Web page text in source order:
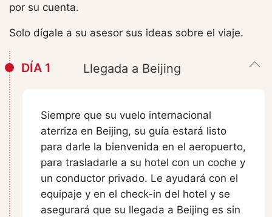
por su cuenta.
Solo dígale a su asesor sus ideas sobre el viaje.
DÍA 1 Llegada a Beijing
Siempre que su vuelo internacional
aterriza en Beijing, su guía estará listo
para darle la bienvenida en el aeropuerto,
para trasladarle a su hotel con un coche y
un conductor privado. Le ayudará con el
equipaje y en el check-in del hotel y se
asegurará que su llegada a Beijing es sin